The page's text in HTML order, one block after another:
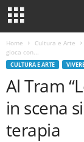
Home Cultura e Arte
gioca con...
CULTURA E ARTE
Al Tram
in scena
terapia